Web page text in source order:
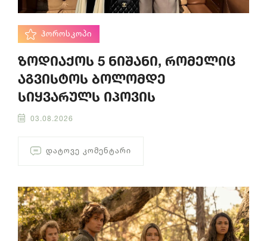
ᲰᲝᲠᲝᲡᲙᲝᲞᲘ
ზოდიაქოს 5 ნიშანი, რომელიც
აგვისტოს ბოლომდე
სიყვარულს იპოვის
03.08.2026
ᲓᲐᲢᲝᲕᲔ ᲙᲝᲛᲔᲜᲢᲐᲠᲘ